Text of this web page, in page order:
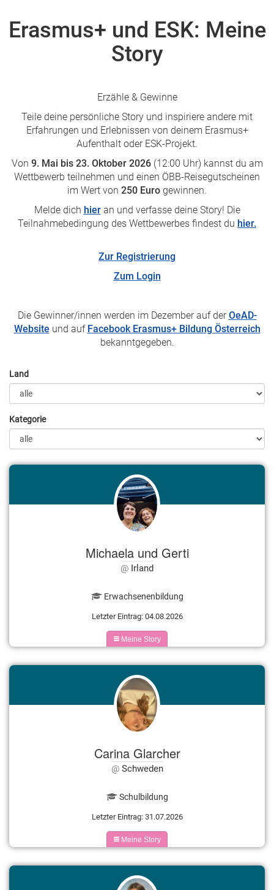
Erasmus+ und ESK: Meine
Story
Erzähle & Gewinne
Teile deine persönliche Story und inspiriere andere mit
Erfahrungen und Erlebnissen von deinem Erasmus+
Aufenthalt oder ESK-Projekt.
Von 9. Mai bis 23. Oktober 2026(12:00 Uhr) kannst du am
Wettbewerb teilnehmen und einen ÖBB-Reisegutscheinen
im Wert von 250 Euro gewinnen.
Melde dich hieran und verfasse deine Story! Die
Teilnahmebedingung des Wettbewerbes findest du hier.
Zur Registrierung
Zum Login
Die Gewinner/innen werden im Dezember auf derOeAD-
Website und auf Facebook Erasmus+ Bildung Österreich
bekanntgegeben.
Land
Kategorie
Michaela und Gerti
Irland
Erwachsenenbildung
Letzter Eintrag: 04.08.2026
Meine Story
Carina Glarcher
Schweden
Schulbildung
Letzter Eintrag: 31.07.2026
Meine Story